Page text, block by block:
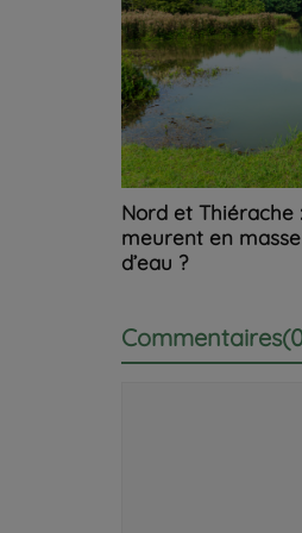
Nord et Thiérache
meurent en
d’eau ?